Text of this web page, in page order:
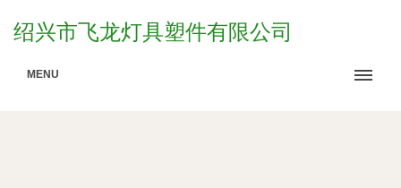
绍兴市飞龙灯具塑件有限公司
MENU